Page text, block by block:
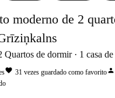
moderno de 2
Quartos de dormir 1 casa
favorite 31 vezes guardado como favoritoperson